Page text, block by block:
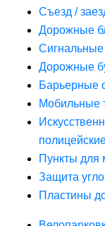
Съезд /
Дорожные
Дорожные
Барьерные
Мобильные
Пункты для
Защита
Пластины